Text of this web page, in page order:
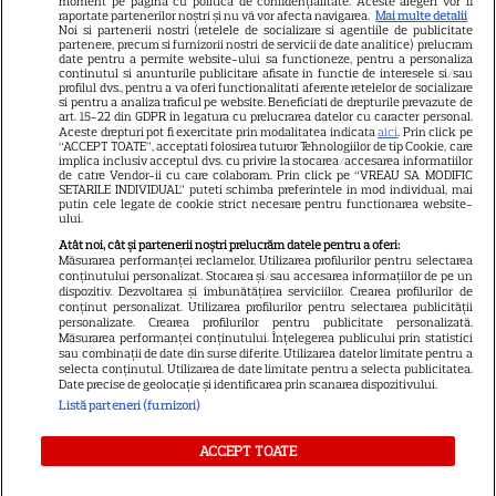
Avantaje
Elle
Unica
Retete practice
URMĂREȘTE-NE PE
Copyright2026 Ringier Romania – Toate Drepturile rezervate
Jocurile de noroc sunt interzise minorilor.
raportate partenerilor noștri și nu vă vor afecta navigarea. Mai multe detalii
Noi si partenerii nostri (retelele de socializare si agentiile de publicitate
partenere, precum si furnizorii nostri de servicii de date analitice) prelucram
date pentru a permite website-ului sa functioneze, pentru a personaliza
continutul si anunturile publicitare afisate in functie de interesele si/sau
profilul dvs., pentru a va oferi functionalitati aferente retelelor de socializare
si pentru a analiza traficul pe website. Beneficiati de drepturile prevazute de
art. 15-22 din GDPR in legatura cu prelucrarea datelor cu caracter personal.
Aceste drepturi pot fi exercitate prin modalitatea indicataaici. Prin click pe
“ACCEPT TOATE”, acceptati folosirea tuturor Tehnologiilor de tip Cookie, care
implica inclusiv acceptul dvs. cu privire la stocarea/accesarea informatiilor
de catre Vendor-ii cu care colaboram. Prin click pe “VREAU SA MODIFIC
SETARILE INDIVIDUAL” puteti schimba preferintele in mod individual, mai
putin cele legate de cookie strict necesare pentru functionarea website-
ului.
Atât noi, cât și partenerii noștri prelucrăm datele pentru a oferi:
Măsurarea performanței reclamelor. Utilizarea profilurilor pentru selectarea
conținutului personalizat. Stocarea și/sau accesarea informațiilor de pe un
dispozitiv. Dezvoltarea și îmbunătățirea serviciilor. Crearea profilurilor de
conținut personalizat. Utilizarea profilurilor pentru selectarea publicității
personalizate. Crearea profilurilor pentru publicitate personalizată.
Măsurarea performanței conținutului. Înțelegerea publicului prin statistici
sau combinații de date din surse diferite. Utilizarea datelor limitate pentru a
selecta conținutul. Utilizarea de date limitate pentru a selecta publicitatea.
Date precise de geolocație și identificarea prin scanarea dispozitivului.
Listă parteneri (furnizori)
ACCEPT TOATE